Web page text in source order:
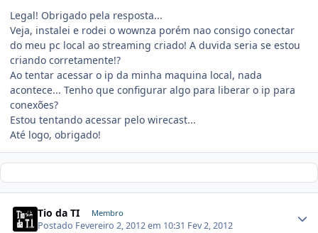
Legal! Obrigado pela resposta...
Veja, instalei e rodei o wownza porém nao consigo conectar
do meu pc local ao streaming criado! A duvida seria se estou
criando corretamente!?
Ao tentar acessar o ip da minha maquina local, nada
acontece... Tenho que configurar algo para liberar o ip para
conexões?
Estou tentando acessar pelo wirecast...
Até logo, obrigado!
Tio da TI Membro
Postado Fevereiro 2, 2012 em 10:31 Fev 2, 2012